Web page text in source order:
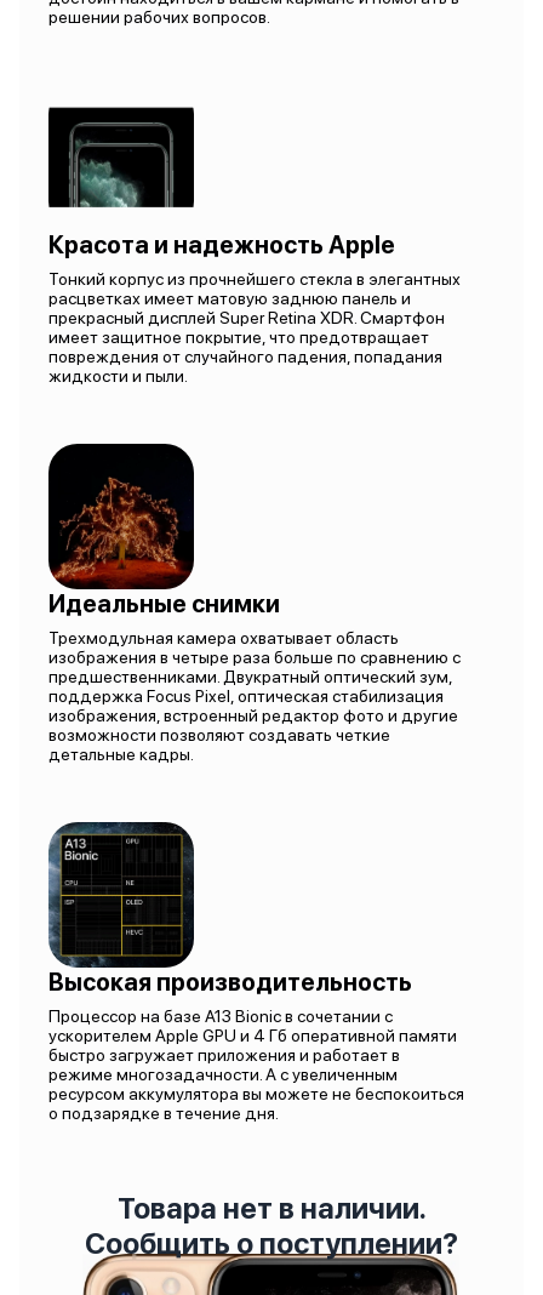
решении рабочих вопросов.
Красота и надежность Apple
Тонкий корпус из прочнейшего стекла в элегантных
расцветках имеет матовую заднюю панель и
прекрасный дисплей Super Retina XDR. Смартфон
имеет защитное покрытие, что предотвращает
повреждения от случайного падения, попадания
жидкости и пыли.
Идеальные снимки
Трехмодульная камера охватывает область
изображения в четыре раза больше по сравнению с
предшественниками. Двукратный оптический зум,
поддержка Focus Pixel, оптическая стабилизация
изображения, встроенный редактор фото и другие
возможности позволяют создавать четкие
детальные кадры.
Высокая производительность
Процессор на базе A13 Bionic в сочетании с
ускорителем Apple GPU и 4 Гб оперативной памяти
быстро загружает приложения и работает в
режиме многозадачности. А с увеличенным
ресурсом аккумулятора вы можете не беспокоиться
о подзарядке в течение дня.
Товара нет в наличии.
Сообщить о поступлении?